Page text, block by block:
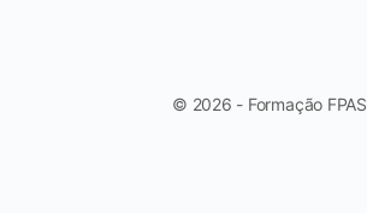
© 2026 - Formação FPAS